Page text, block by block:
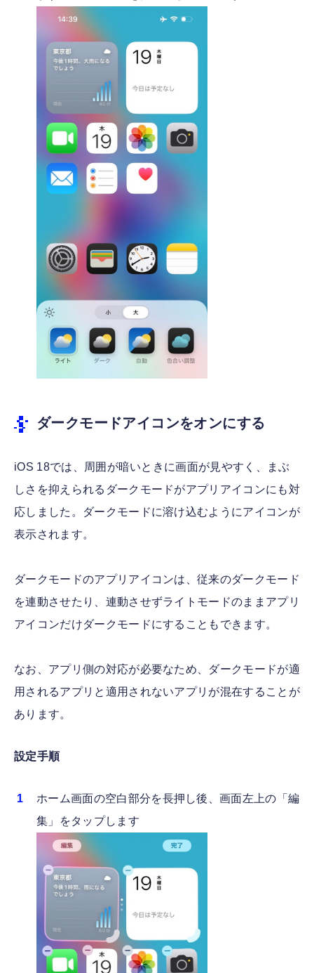
ダークモードアイコンをオンにする
iOS 18では、周囲が暗いときに画面が見やすく、まぶ
しさを抑えられるダークモードがアプリアイコンにも対
応しました。ダークモードに溶け込むようにアイコンが
表示されます。
ダークモードのアプリアイコンは、従来のダークモード
を連動させたり、連動させずライトモードのままアプリ
アイコンだけダークモードにすることもできます。
なお、アプリ側の対応が必要なため、ダークモードが適
用されるアプリと適用されないアプリが混在することが
あります。
設定手順
ホーム画面の空白部分を長押し後、画面左上の「編
集」をタップします